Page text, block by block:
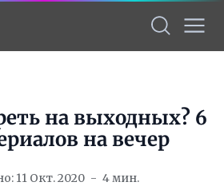
на выходных? 6
на вечер
11 Окт. 2020
4 мин.